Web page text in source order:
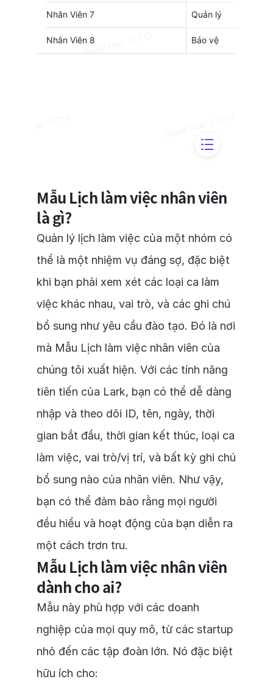
Mẫu Lịch làm việc nhân viên
là gì?
Quản lý lịch làm việc của một nhóm có
thể là một nhiệm vụ đáng sợ, đặc biệt
khi bạn phải xem xét các loại ca làm
việc khác nhau, vai trò, và các ghi chú
bổ sung như yêu cầu đào tạo. Đó là nơi
mà Mẫu Lịch làm việc nhân viên của
chúng tôi xuất hiện. Với các tính năng
tiên tiến của Lark, bạn có thể dễ dàng
nhập và theo dõi ID, tên, ngày, thời
gian bắt đầu, thời gian kết thúc, loại ca
làm việc, vai trò/vị trí, và bất kỳ ghi chú
bổ sung nào của nhân viên. Như vậy,
bạn có thể đảm bảo rằng mọi người
đều hiểu và hoạt động của bạn diễn ra
một cách trơn tru.
Mẫu Lịch làm việc nhân viên
dành cho ai?
Mẫu này phù hợp với các doanh
nghiệp của mọi quy mô, từ các startup
nhỏ đến các tập đoàn lớn. Nó đặc biệt
hữu ích cho: